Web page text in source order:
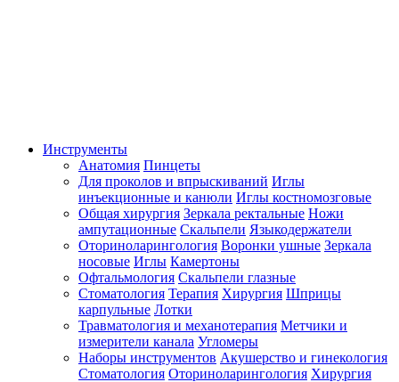
Инструменты
Анатомия Пинцеты
Для проколов и впрыскиваний Иглы
инъекционные и канюли Иглы костномозговые
Общая хирургия Зеркала ректальные Ножи
ампутационные Скальпели Языкодержатели
Оториноларингология Воронки ушные Зеркала
носовые Иглы Камертоны
Офтальмология Скальпели глазные
Стоматология Терапия Хирургия Шприцы
карпульные Лотки
Травматология и механотерапия Метчики и
измерители канала Угломеры
Наборы инструментов Акушерство и гинекология
Стоматология Оториноларингология Хирургия